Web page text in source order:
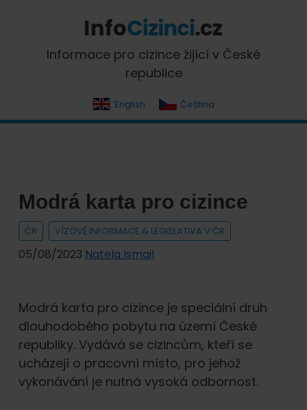
primary
navigation
content
primaryInfoCizinci.cz
Informace pro cizince žijící v České
republice
English Čeština
Modrá karta pro cizince
ČR VÍZOVÉ INFORMACE & LEGISLATIVA V ČR
05/08/2023 Natela Ismail
Modrá karta pro cizince je speciální druh
dlouhodobého pobytu na území České
republiky. Vydává se cizincům, kteří se
ucházejí o pracovní místo, pro jehož
vykonávání je nutná vysoká odbornost.